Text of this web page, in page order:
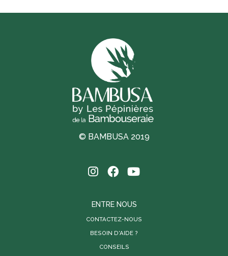
© BAMBUSA 2019
ENTRE NOUS
CONTACTEZ-NOUS
BESOIN D'AIDE ?
CONSEILS